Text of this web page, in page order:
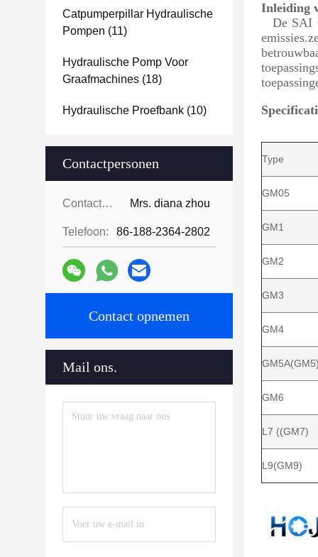
Catpumperpillar Hydraulische
Pompen (11)
Hydraulische Pomp Voor
Graafmachines (18)
Hydraulische Proefbank (10)
Contactpersonen
Contactpersonen: Mrs. diana zhou
Telefoon: 86-188-2364-2802
Contact opnemen
Mail ons.
Inleiding
De SAI
Type
GM05
GM1
GM2
GM3
GM4
GM5A(GM5)
GM6
L7 ((GM7)
L9(GM9)